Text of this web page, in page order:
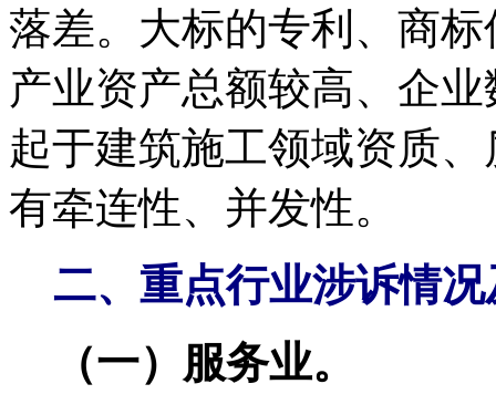
落差。大标的专利、商
产业资产总额较高、企
起于建筑施工领域资质
有牵连性、并发性。
二、重点行业涉诉情
（一）服务业。